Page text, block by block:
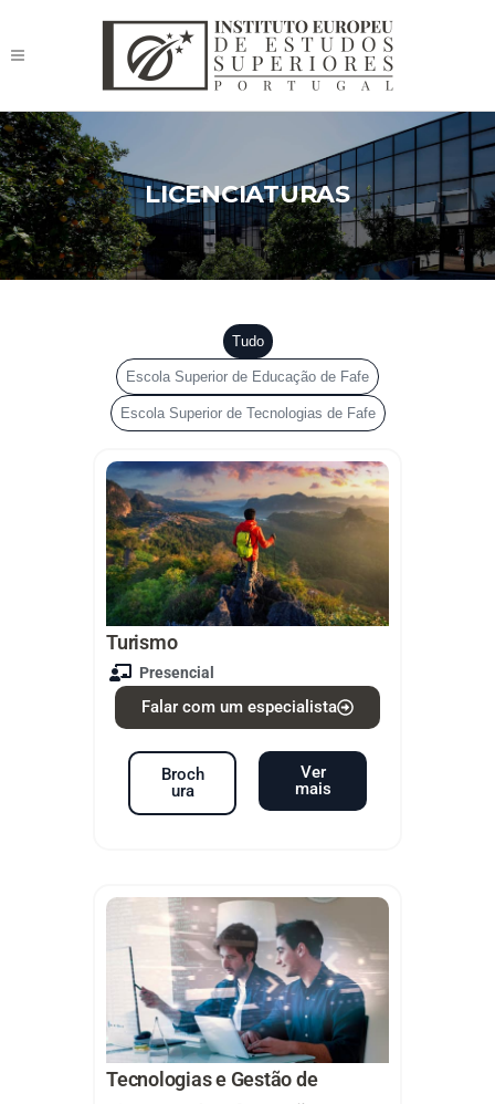
LICENCIATURAS
Escola Superior de Educação de Fafe
Escola Superior de Tecnologias de Fafe
Tudo
Turismo
Presencial
Falar com um especialista
Broch
ura
Ver
mais
Tecnologias e Gestão de